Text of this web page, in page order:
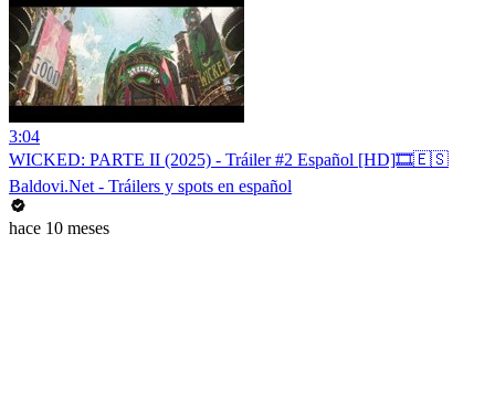
3:04
WICKED: PARTE II (2025) - Tráiler #2 Español [HD]🎞️🇪🇸
Baldovi.Net - Tráilers y spots en español
hace 10 meses